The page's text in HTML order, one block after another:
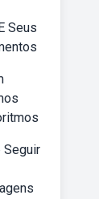
Seus
Seguir